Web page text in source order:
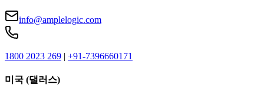
info@amplelogic.com
1800 2023 269 | +91-7396660171
미국 (댈러스)